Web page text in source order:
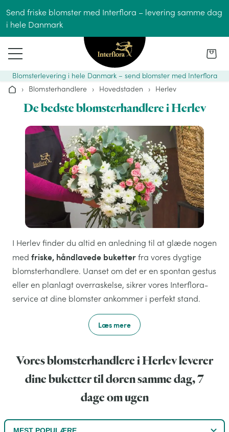
Send friske blomster med Interflora – levering samme dag
i hele Danmark
Blomsterlevering i hele Danmark – send blomster med Interflora
Hjem› Blomsterhandlere › Hovedstaden › Herlev
De bedste blomsterhandlere i Herlev
I Herlev finder du altid en anledning til at glæde nogen
med friske, håndlavede buketter fra vores dygtige
blomsterhandlere. Uanset om det er en spontan gestus
eller en planlagt overraskelse, sikrer vores Interflora-
service at dine blomster ankommer i perfekt stand.
Læs mere
Vores blomsterhandlere i Herlev leverer
dine buketter til døren samme dag, 7
dage om ugen